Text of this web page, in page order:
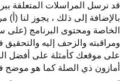
قد نرسل المراسلات المتعلقة
بالإضافة إلى ذلك ، يجوز لنا
الخاصة ومحتوى البرنامج
ومراقبته والزحف إليه
على موقعك كأمثلة على أفضل
أمازون ذي الصلة كما هو موضح